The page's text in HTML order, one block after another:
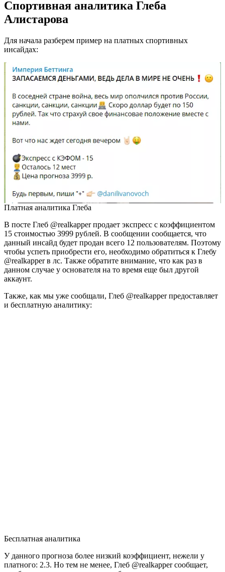
Спортивная аналитика Глеба
Алистарова
Для начала разберем пример на платных спортивных
инсайдах:
Платная аналитика Глеба
В посте Глеб @realkapper продает экспресс с коэффициентом
15 стоимостью 3999 рублей. В сообщении сообщается, что
данный инсайд будет продан всего 12 пользователям. Поэтому
чтобы успеть приобрести его, необходимо обратиться к Глебу
@realkapper в лс. Также обратите внимание, что как раз в
данном случае у основателя на то время еще был другой
аккаунт.
Также, как мы уже сообщали, Глеб @realkapper предоставляет
и бесплатную аналитику:
Бесплатная аналитика
У данного прогноза более низкий коэффициент, нежели у
платного: 2.3. Но тем не менее, Глеб @realkapper сообщает,